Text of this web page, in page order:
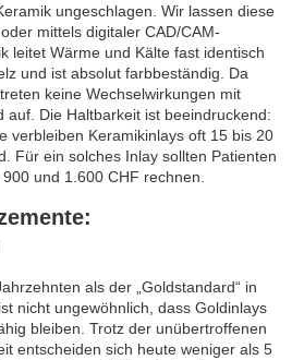
ungeschlagen. Wir lassen diese
mittels digitaler CAD/CAM-
leitet Wärme und Kälte fast identisch
und ist absolut farbbeständig. Da
keine Wechselwirkungen mit
auf. Die Haltbarkeit ist beeindruckend:
verbleiben Keramikinlays oft 15 bis 20
Für ein solches Inlay sollten Patienten
und 1.600 CHF rechnen.
als der „Goldstandard“ in
nicht ungewöhnlich, dass Goldinlays
bleiben. Trotz der unübertroffenen
entscheiden sich heute weniger als 5